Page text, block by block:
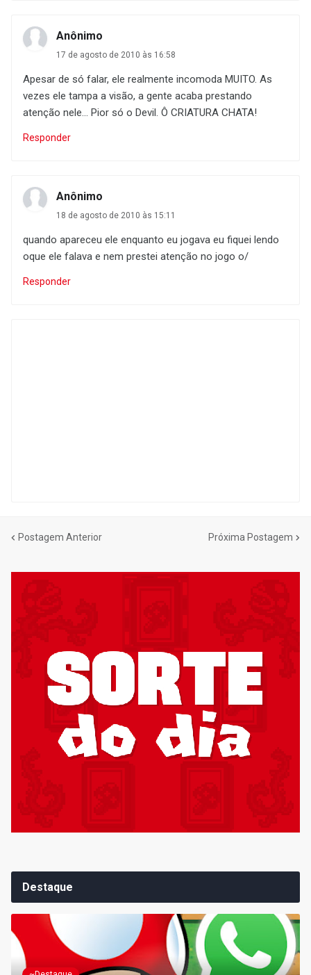
Anônimo
17 de agosto de 2010 às 16:58
Apesar de só falar, ele realmente incomoda MUITO. As
vezes ele tampa a visão, a gente acaba prestando
atenção nele... Pior só o Devil. Ô CRIATURA CHATA!
Responder
Anônimo
18 de agosto de 2010 às 15:11
quando apareceu ele enquanto eu jogava eu fiquei lendo
oque ele falava e nem prestei atenção no jogo o/
Responder
Postagem Anterior Próxima Postagem
Destaque